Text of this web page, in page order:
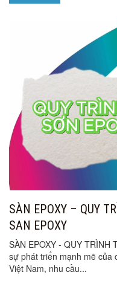
SÀN EPOXY – QUY
SAN EPOXY
SÀN EPOXY - QUY TRÌNH
sự phát triển mạnh mẽ của
Việt Nam, nhu cầu...